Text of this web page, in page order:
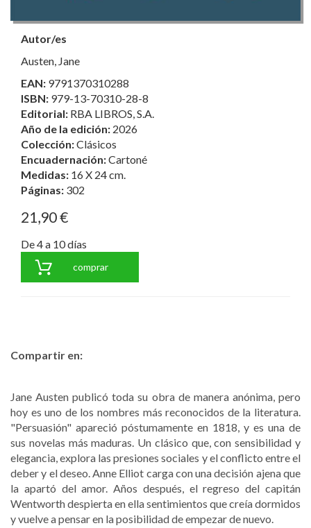
Autor/es
Austen, Jane
EAN: 9791370310288
ISBN: 979-13-70310-28-8
Editorial: RBA LIBROS, S.A.
Año de la edición: 2026
Colección:Clásicos
Encuadernación:Cartoné
Medidas: 16 X 24 cm.
Páginas: 302
21,90 €
De 4 a 10 días
comprar
Compartir en:
Jane Austen publicó toda su obra de manera anónima, pero
hoy es uno de los nombres más reconocidos de la literatura.
"Persuasión" apareció póstumamente en 1818, y es una de
sus novelas más maduras. Un clásico que, con sensibilidad y
elegancia, explora las presiones sociales y el conflicto entre el
deber y el deseo. Anne Elliot carga con una decisión ajena que
la apartó del amor. Años después, el regreso del capitán
Wentworth despierta en ella sentimientos que creía dormidos
y vuelve a pensar en la posibilidad de empezar de nuevo.